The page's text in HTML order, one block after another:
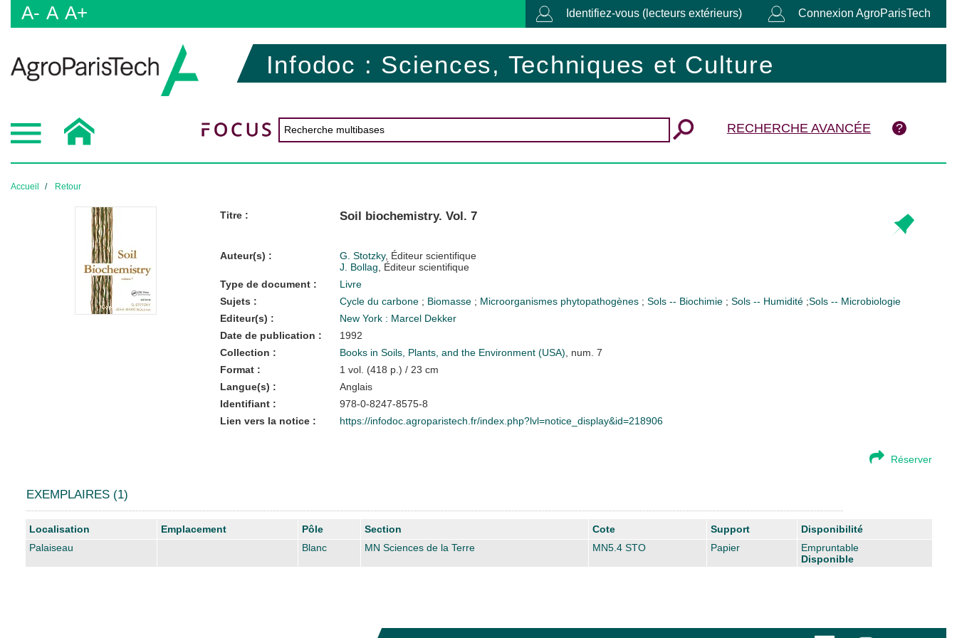
A- A A+ Identifiez-vous (lecteurs extérieurs) Connexion AgroParisTech
Infodoc : Sciences, Techniques et Culture
RECHERCHE AVANCÉE
Accueil Retour
Titre : Soil biochemistry. Vol. 7
Auteur(s) : G. Stotzky, Éditeur scientifique
J. Bollag , Éditeur scientifique
Type de document :
Livre
Sujets :
Cycle du carbone ; Biomasse ; Microorganismes phytopathogènes ; Sols -- Biochimie ; Sols -- Humidité ;Sols -- Microbiologie
Editeur(s) :
New York : Marcel Dekker
Date de publication :
1992
Collection :
Books in Soils, Plants, and the Environment (USA) , num. 7
Format :
1 vol. (418 p.) / 23 cm
Langue(s) :
Anglais
Identifiant :
978-0-8247-8575-8
Lien vers la notice :
https://infodoc.agroparistech.fr/index.php?lvl=notice_display&id=218906
Réserver
EXEMPLAIRES (1)
Liste des exemplaires
Localisation Emplacement Pôle Section Cote Support
Disponibilité
Palaiseau
Blanc MN Sciences de la Terre MN5.4 STO Papier
Empruntable
Disponible